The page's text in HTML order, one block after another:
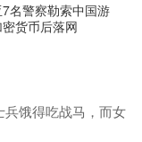
名警察勒索中国游
货币后落网
饿得吃战马，而女